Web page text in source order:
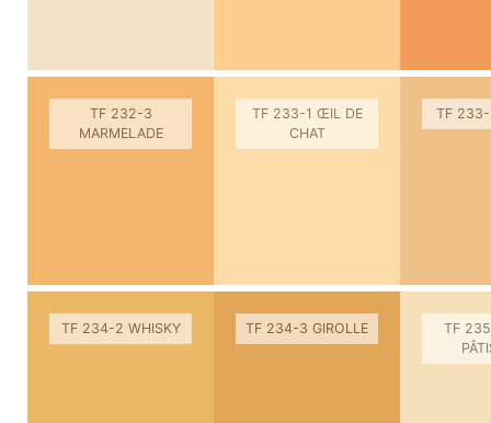
TF 232-3
MARMELADE
TF 233-1 ŒIL DE
CHAT
TF 233-
TF 234-2 WHISKY TF 234-3 GIROLLE
TF